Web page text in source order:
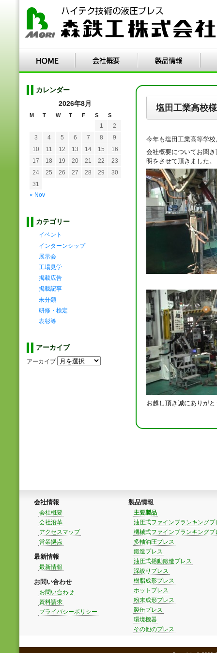
塩田工業高校
今年も塩田工業高等学
会社概要についてお聞
明をさせて頂きました。
お越し頂き誠にありが
カレンダー
2026年8月
M T W T F S S
« Nov
1
2
3
4 5 6 7 8
9
10
11 12 13 14 15
16
17
18 19 20 21 22
23
24
25 26 27 28 29
30
31
カテゴリー
イベント
インターンシップ
展示会
工場見学
掲載広告
掲載記事
未分類
研修・検定
表彰等
アーカイブ
アーカイブ
会社情報
会社概要
会社沿革
アクセスマップ
営業拠点
最新情報
最新情報
お問い合わせ
お問い合わせ
資料請求
プライバシーポリシー
製品情報
主要製品
油圧式ファインブランキングプ
機械式ファインブランキングプ
多軸油圧プレス
鍛造プレス
油圧式揺動鍛造プレス
深絞りプレス
樹脂成形プレス
ホットプレス
粉末成形プレス
製缶プレス
環境機器
その他のプレス